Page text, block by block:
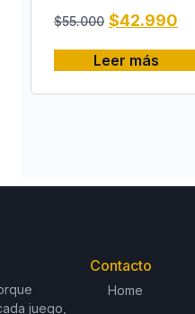
$55.000 $42.990
Leer más
juego,
Contacto
Home